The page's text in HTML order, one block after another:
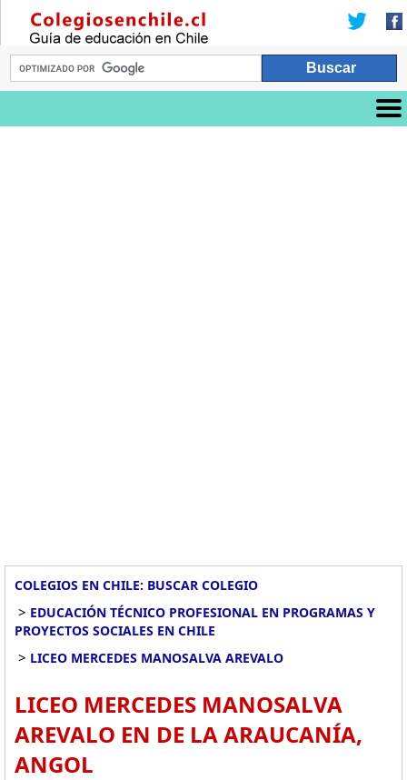
COLEGIOS EN CHILE: BUSCAR COLEGIO
> EDUCACIÓN TÉCNICO PROFESIONAL EN PROGRAMAS Y
PROYECTOS SOCIALES EN CHILE
> LICEO MERCEDES MANOSALVA AREVALO
LICEO MERCEDES MANOSALVA
AREVALO EN DE LA ARAUCANÍA,
ANGOL